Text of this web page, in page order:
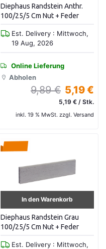
Diephaus Randstein Anthr.
100/25/5 Cm Nut + Feder
Est. Delivery : Mittwoch,
19 Aug, 2026
Online Lieferung
Abholen
9,89 € 5,19 €
5,19 € / Stk.
inkl. 19 % MwSt. zzgl. Versand
In den Warenkorb
Diephaus Randstein Grau
100/25/5 Cm Nut + Feder
Est. Delivery : Mittwoch,